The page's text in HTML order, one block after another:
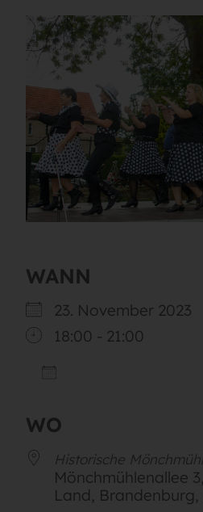
WANN
23. November 2023
18:00 - 21:00
WO
Historische
Mönchmühlenallee
Land, Brandenburg,